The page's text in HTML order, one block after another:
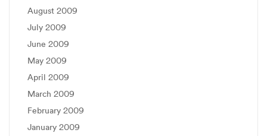
August 2009
July 2009
June 2009
May 2009
April 2009
March 2009
February 2009
January 2009